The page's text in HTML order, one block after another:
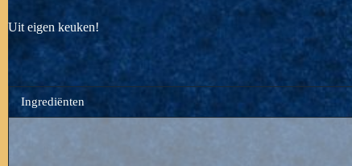
Uit eigen keuken!
Ingrediënten